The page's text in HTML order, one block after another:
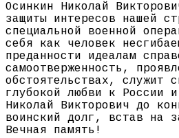
Осинкин Николай
защиты интересов нашей
специальной военной
себя как человек
преданности идеалам
самоотверженность,
обстоятельствах, служит
глубокой любви к России
Николай Викторович до
воинский долг, встав на
Вечная память!